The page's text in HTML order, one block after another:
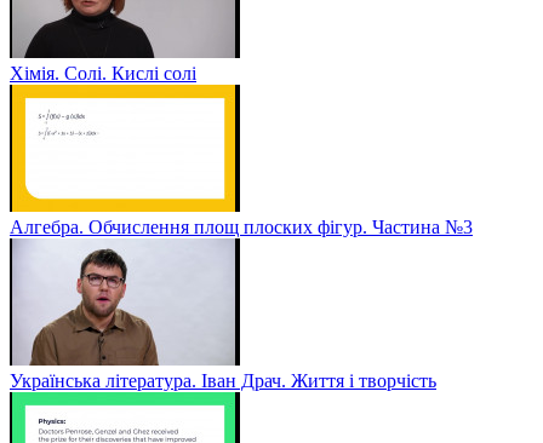
Хімія. Солі. Кислі солі
Алгебра. Обчислення площ плоских фігур. Частина №3
Українська література. Іван Драч. Життя і творчість